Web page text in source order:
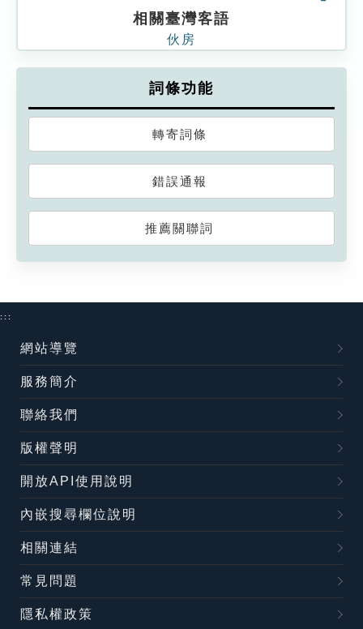
相關臺灣客語
伙房
詞條功能
轉寄詞條
錯誤通報
推薦關聯詞
:::
網站導覽
服務簡介
聯絡我們
版權聲明
開放API使用說明
內嵌搜尋欄位說明
相關連結
常見問題
隱私權政策